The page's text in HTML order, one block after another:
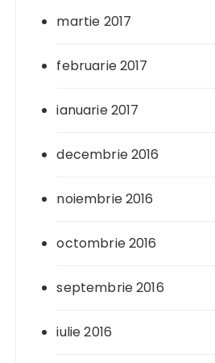
martie 2017
februarie 2017
ianuarie 2017
decembrie 2016
noiembrie 2016
octombrie 2016
septembrie 2016
iulie 2016